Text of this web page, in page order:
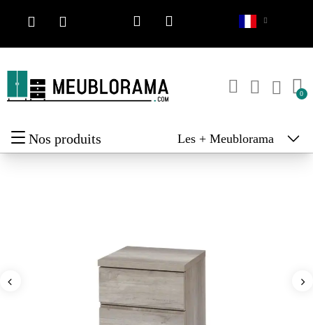
Nos produits Les + Meublorama